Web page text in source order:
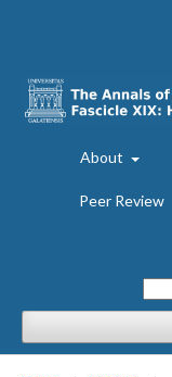
About
Peer Review